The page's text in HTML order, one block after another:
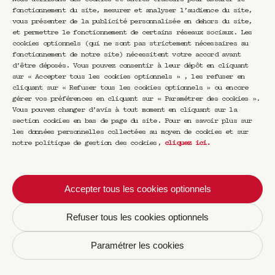
fonctionnement du site, mesurer et analyser l’audience du site,
vous présenter de la publicité personnalisée en dehors du site,
et permettre le fonctionnement de certains réseaux sociaux. Les
cookies optionnels (qui ne sont pas strictement nécessaires au
fonctionnement de notre site) nécessitent votre accord avant
d’être déposés. Vous pouvez consentir à leur dépôt en cliquant
sur « Accepter tous les cookies optionnels » , les refuser en
cliquant sur « Refuser tous les cookies optionnels » ou encore
gérer vos préférences en cliquant sur « Paramétrer des cookies ».
Vous pouvez changer d’avis à tout moment en cliquant sur la
section cookies en bas de page du site. Pour en savoir plus sur
les données personnelles collectées au moyen de cookies et sur
notre politique de gestion des cookies, cliquez ici.
Accepter tous les cookies optionnels
Refuser tous les cookies optionnels
Paramétrer les cookies
respect de votre consentement avec nos
partenaires commerciaux qui sont ainsi
susceptibles de vous adresser des
informations sur leurs produits et services.
Avec nos conseils, nos prestataires
spécialisés dans le recouvrement, pour nous
permettre d’assurer notamment le recouvrement
de nos créances, la gestion des litiges,
prévention des impayés et contentieux
Nous sommes également conduits à partager des
données vous concernant avec nos conseils
sociétés de recouvrement de créance.
Avec les réseaux sociaux
Lorsque vous utilisez les boutons sociaux,
des données relatives à votre identification
sont automatiquement communiquées à ces
réseaux sociaux. Vous avez également la